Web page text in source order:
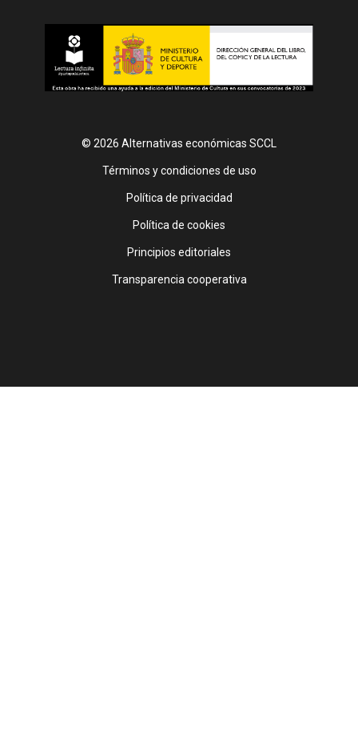
© 2026 Alternativas económicas SCCL
Footer
Términos y condiciones de uso
Política de privacidad
Política de cookies
Principios editoriales
Transparencia cooperativa